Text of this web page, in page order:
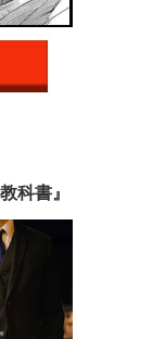
科書』